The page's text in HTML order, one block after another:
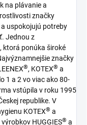
na plávanie a
značky
uspokojujú potreby
Jednou z
, ktorá ponúka široké
značky
®, KOTEX® a
1 a 2 vo viac ako 80-
vstúpila v roku 1995
republike. V
KOTEX® a
HUGGIES® a